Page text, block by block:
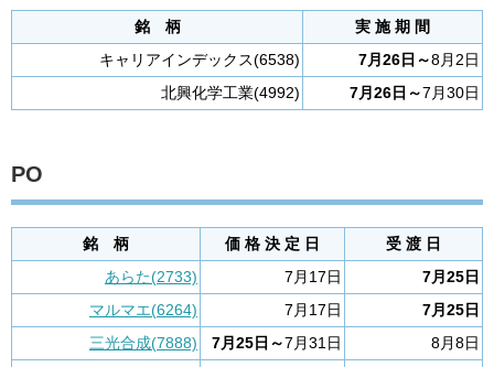
銘 柄
実 施 期 間
キャリアインデックス(6538)
7月26日～8月2日
北興化学工業(4992)
7月26日～7月30日
PO
銘 柄 価 格 決 定 日
受 渡 日
あらた(2733)
7月17日
7月25日
マルマエ(6264)
7月17日
7月25日
三光合成(7888)
7月25日～7月31日
8月8日